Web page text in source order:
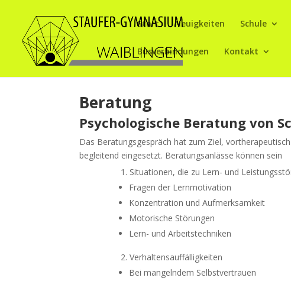
Start Neuigkeiten Schule
Busverbindungen Kontakt
Beratung
Psychologische Beratung von
Das Beratungsgespräch hat zum Ziel,
begleitend eingesetzt. Beratungsanlässe können sein
Situationen, die zu Lern- und
Fragen der Lernmotivation
Konzentration und Aufmerksamkeit
Motorische Störungen
Lern- und Arbeitstechniken
Verhaltensauffälligkeiten
Bei mangelndem Selbstvertrauen